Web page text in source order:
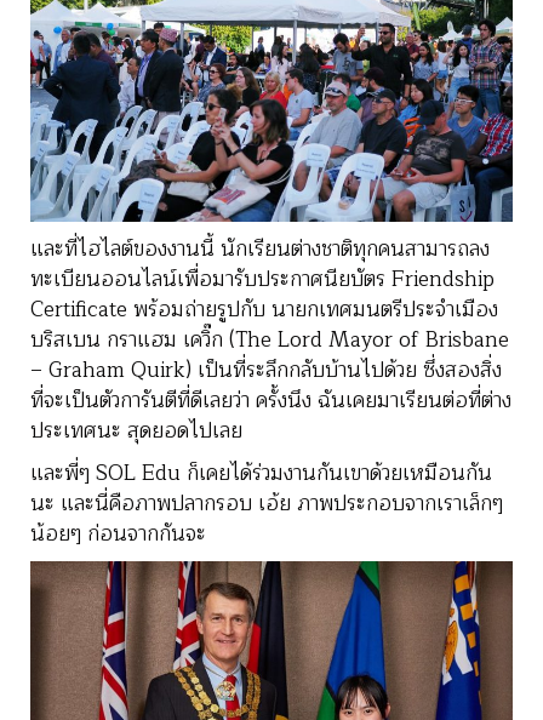
และที่ไฮไลต์ของงานนี้ นักเรียนต่างชาติทุกคนสามารถลง
ทะเบียนออนไลน์เพื่อมารับประกาศนียบัตร Friendship
Certificate พร้อมถ่ายรูปกับ นายกเทศมนตรีประจำเมือง
บริสเบน กราแฮม เควิ๊ก (The Lord Mayor of Brisbane
– Graham Quirk) เป็นที่ระลึกกลับบ้านไปด้วย ซึ่งสองสิ่ง
ที่จะเป็นตัวการันตีที่ดีเลยว่า ครั้งนึง ฉันเคยมาเรียนต่อที่ต่าง
ประเทศนะ สุดยอดไปเลย
และพี่ๆ SOL Edu ก็เคยได้ร่วมงานกันเขาด้วยเหมือนกัน
นะ และนี่คือภาพปลากรอบ เอ้ย ภาพประกอบจากเราเล็กๆ
น้อยๆ ก่อนจากกันจะ